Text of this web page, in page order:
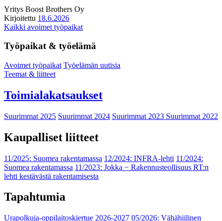
Yritys Boost Brothers Oy
Kirjoitettu 18.6.2026
Kaikki avoimet työpaikat
Työpaikat & työelämä
Avoimet työpaikat Työelämän uutisia
Teemat & liitteet
Toimialakatsaukset
Suurimmat 2025 Suurimmat 2024 Suurimmat 2023 Suurimmat 2022
Kaupalliset liitteet
11/2025: Suomea rakentamassa 12/2024: INFRA-lehti 11/2024:
Suomea rakentamassa 11/2023: Jokka − Rakennusteollisuus RT:n
lehti kestävästä rakentamisesta
Tapahtumia
Urapolkuja-oppilaitoskiertue 2026-2027 05/2026: Vähähiilinen